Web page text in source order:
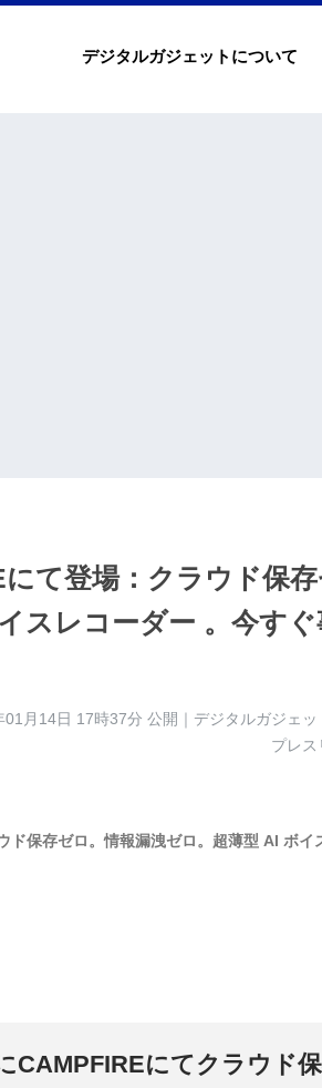
デジタルガジェットについて
て登場：クラウド保
スレコーダー 。今す
01月14日 17時37分 公開｜デジタルガジェッ
プレス
保存ゼロ。情報漏洩ゼロ。超薄型 AI ボイ
CAMPFIREにてクラウド